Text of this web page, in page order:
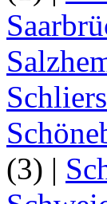
(3) |